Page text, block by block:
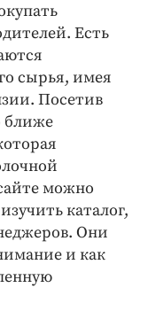
Есть
сырья, имея
Посетив
можно
каталог,
Они
и как